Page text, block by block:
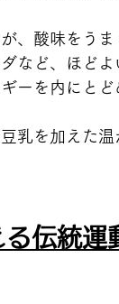
、酸味をう
など、ほど
ーを内にとど
乳を加えた
伝統運